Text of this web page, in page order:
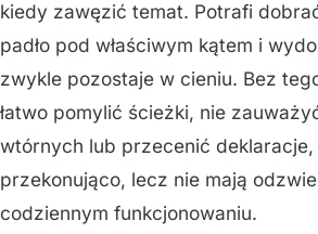
kiedy zawęzić temat. Potrafi
padło pod właściwym kątem i
zwykle pozostaje w cieniu. Bez
łatwo pomylić ścieżki, nie
wtórnych lub przecenić
przekonująco, lecz nie mają
codziennym funkcjonowaniu.